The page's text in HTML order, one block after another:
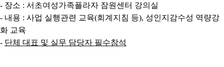
- 장소 : 서초여성가족플라자 잠원센터 강의실
- 내용 : 사업 실행관련 교육(회계지침 등), 성인지감수성 역량강
화 교육
- 단체 대표 및 실무 담당자 필수참석